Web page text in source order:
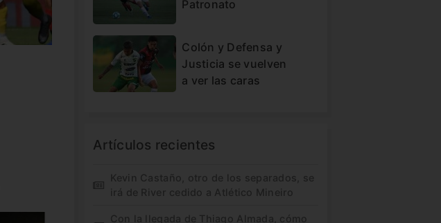
Patronato
Colón y Defensa y
Justicia se vuelven
a ver las caras
Artículos recientes
Kevin Castaño, otro de los separados, se
irá de River cedido a Atlético Mineiro
Con la llegada de Thiago Almada, cómo